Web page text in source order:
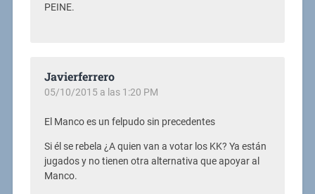
PEINE.
Javierferrero
05/10/2015 a las 1:20 PM
El Manco es un felpudo sin precedentes
Si él se rebela ¿A quien van a votar los KK? Ya están
jugados y no tienen otra alternativa que apoyar al
Manco.